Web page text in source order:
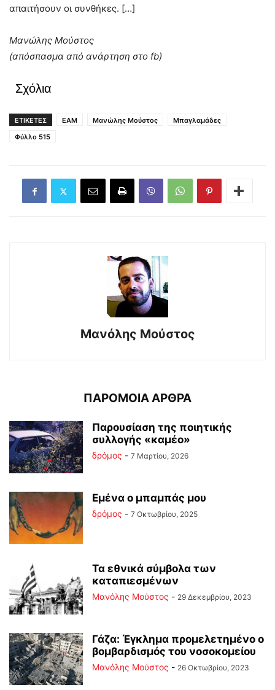
απαιτήσουν οι συνθήκες. […]
Μανώλης Μούστος
(απόσπασμα από ανάρτηση στο fb)
Σχόλια
ΕΤΙΚΕΤΕΣ ΕΑΜ Μανώλης Μούστος
Μπαγλαμάδες
Φύλλο 515
Μανόλης Μούστος
ΠΑΡΟΜΟΙΑ ΑΡΘΡΑ
Παρουσίαση της ποιητικής
συλλογής «καμέο»
δρόμος - 7 Μαρτίου, 2026
Εμένα ο μπαμπάς μου
δρόμος - 7 Οκτωβρίου, 2025
Τα εθνικά σύμβολα των
καταπιεσμένων
Μανόλης Μούστος - 29 Δεκεμβρίου, 2023
Γάζα: Έγκλημα προμελετημένο ο
βομβαρδισμός του νοσοκομείου
Μανόλης Μούστος - 26 Οκτωβρίου, 2023